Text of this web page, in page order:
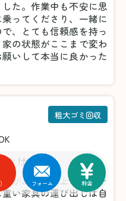
た。作業中も不安に思
ってくださり、一緒に
、とても信頼感を持っ
の状態がここまで変わ
いして本当に良かった
粗大ゴミ回収
とは！
が、想像以上にスムー
い家具の運び出しは自
フォーム 料金